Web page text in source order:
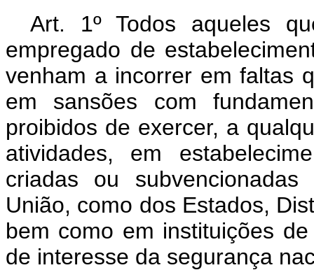
Art. 1º Todos aqueles
empregado de
venham a incorrer em faltas
em sansões com
proibidos de exercer, a
atividades, em
criadas ou
União, como dos Estados,
bem como em instituições
de interesse da segurança